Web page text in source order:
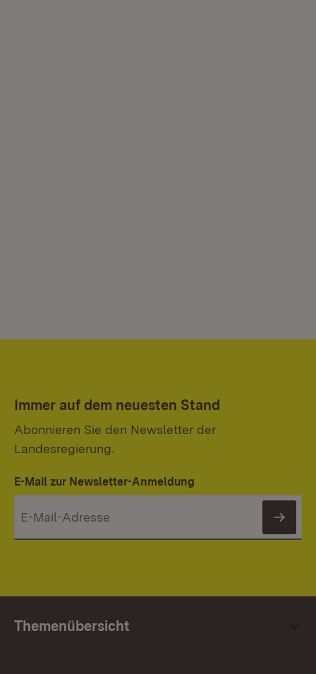
Immer auf dem neuesten Stand
Abonnieren Sie den Newsletter der
Landesregierung.
E-Mail zur Newsletter-Anmeldung
Themenübersicht